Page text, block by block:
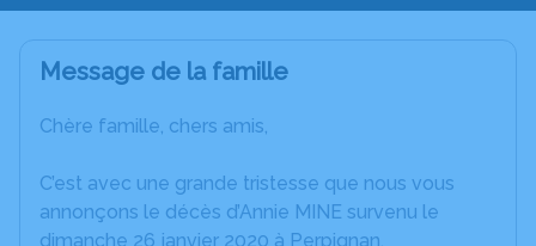
Message de la famille
Chère famille, chers amis,
C’est avec une grande tristesse que nous vous
annonçons le décès d’Annie MINE survenu le
dimanche 26 janvier 2020 à Perpignan.